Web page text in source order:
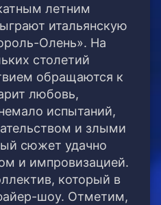
летним
итальянскую
Олень». На
столетий
обращаются к
любовь,
испытаний,
и злыми
сюжет удачно
и импровизацией.
который в
шоу. Отметим,